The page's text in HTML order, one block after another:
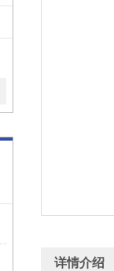
详情介绍